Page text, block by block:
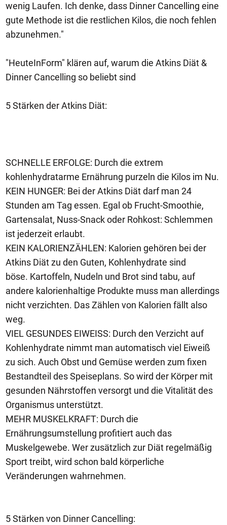
wenig Laufen. Ich denke, dass Dinner Cancelling eine
gute Methode ist die restlichen Kilos, die noch fehlen
abzunehmen."
"HeuteInForm" klären auf, warum die Atkins Diät &
Dinner Cancelling so beliebt sind
5 Stärken der Atkins Diät:
SCHNELLE ERFOLGE: Durch die extrem
kohlenhydratarme Ernährung purzeln die Kilos im Nu.
KEIN HUNGER: Bei der Atkins Diät darf man 24
Stunden am Tag essen. Egal ob Frucht-Smoothie,
Gartensalat, Nuss-Snack oder Rohkost: Schlemmen
ist jederzeit erlaubt.
KEIN KALORIENZÄHLEN: Kalorien gehören bei der
Atkins Diät zu den Guten, Kohlenhydrate sind
böse. Kartoffeln, Nudeln und Brot sind tabu, auf
andere kalorienhaltige Produkte muss man allerdings
nicht verzichten. Das Zählen von Kalorien fällt also
weg.
VIEL GESUNDES EIWEISS: Durch den Verzicht auf
Kohlenhydrate nimmt man automatisch viel Eiweiß
zu sich. Auch Obst und Gemüse werden zum fixen
Bestandteil des Speiseplans. So wird der Körper mit
gesunden Nährstoffen versorgt und die Vitalität des
Organismus unterstützt.
MEHR MUSKELKRAFT: Durch die
Ernährungsumstellung profitiert auch das
Muskelgewebe. Wer zusätzlich zur Diät regelmäßig
Sport treibt, wird schon bald körperliche
Veränderungen wahrnehmen.
5 Stärken von Dinner Cancelling: